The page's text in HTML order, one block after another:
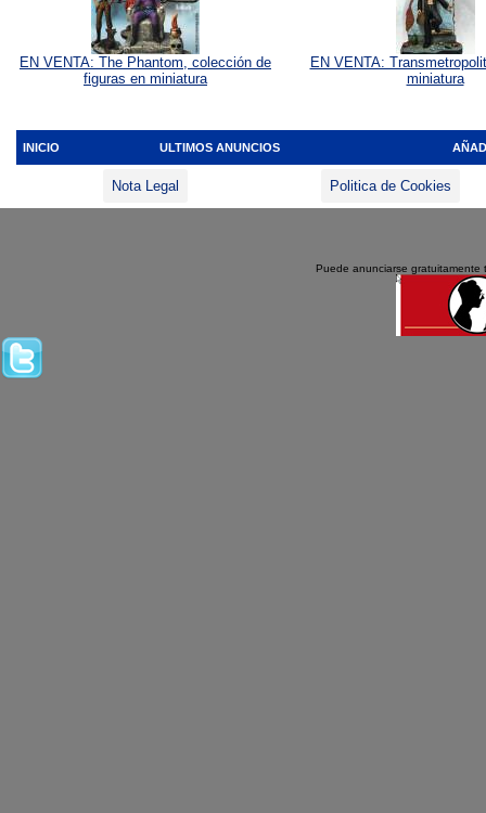
EN VENTA: The Phantom, colección de
figuras en miniatura
EN VENTA:
miniatura
INICIO ULTIMOS ANUNCIOS
Nota Legal Politica de Cookies
Puede anunciarse